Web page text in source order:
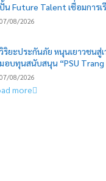
ปั้น Future Talent เชื่อมการเ
07/08/2026
วิริยะประกันภัย หนุนเยาวชนสู่
มอบทุนสนับสนุน “PSU Trang
07/08/2026
more